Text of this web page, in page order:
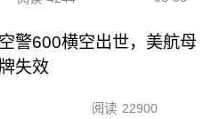
警600横空出世，美航母
失效
阅读 22900